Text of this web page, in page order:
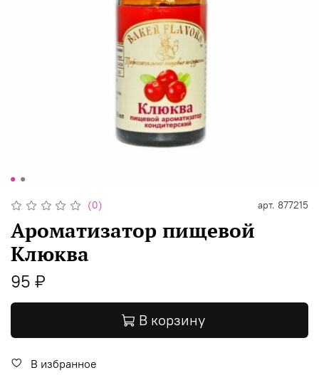
(0) арт. 877215
Ароматизатор пищевой
Клюква
95 ₽
В корзину
В избранное